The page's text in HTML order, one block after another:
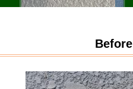
Before